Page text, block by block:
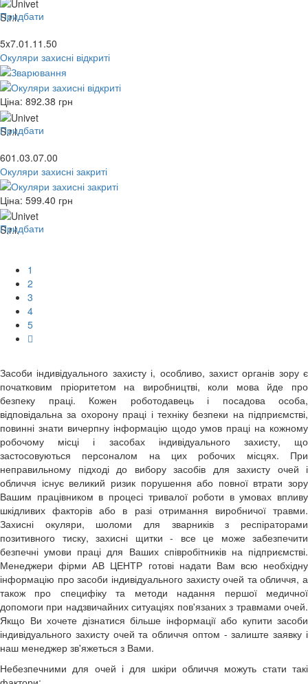
Придбати
5x7.01.11.50
Окуляри захисні відкриті
Ціна: 892.38 грн
Придбати
601.03.07.00
Окуляри захисні закриті
Ціна: 599.40 грн
Придбати
1
2
3
4
5
Засоби індивідуального захисту і, особливо, захист органів зорує
початковим пріоритетом на виробництві, коли мова йде про
безпеку праці. Кожен роботодавець і посадова особа,
відповідальна за охорону праці і техніку безпеки на підприємстві,
повинні знати вичерпну інформацію щодо умов праці на кожному
робочому місці і засобах індивідуального захисту, що
застосовуються персоналом на цих робочих місцях. При
неправильному підході до вибору засобів для захисту очей і
обличчя існує великий ризик порушення або повної втрати зору
Вашим працівником в процесі тривалої роботи в умовах впливу
шкідливих факторів або в разі отримання виробничої травми.
Захисні окуляри, шоломи для зварників з респіраторами
позитивного тиску, захисні щитки - все це може забезпечити
безпечні умови праці для Ваших співробітників на підприємстві.
Менеджери фірми АВ ЦЕНТР готові надати Вам всю необхідну
інформацію прозасоби індивідуального захисту очей та обличчя, а
також про специфіку та методи надання першої медичної
допомоги при надзвичайних ситуаціях пов'язаних з травмами очей.
Якщо Ви хочете дізнатися більше інформації або купити засоби
індивідуального захисту очей та обличчя оптом -залиште заявку і
наш менеджер зв'яжеться з Вами.
Небезпечними для очей і для шкіри обличчя можуть стати такі